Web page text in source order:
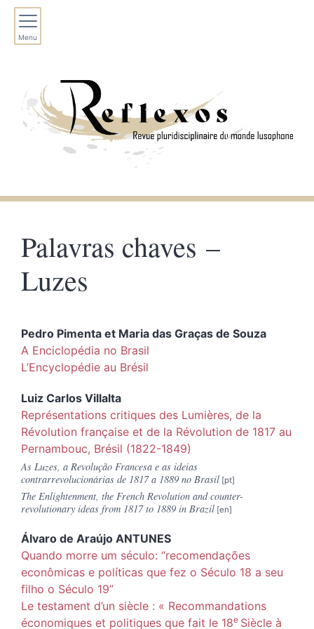
Menu
Palavras chaves –
Luzes
Pedro Pimenta et Maria das Graças de Souza
A Enciclopédia no Brasil
L’Encyclopédie au Brésil
Luiz Carlos Villalta
Représentations critiques des Lumières, de la
Révolution française et de la Révolution de 1817 au
Pernambouc, Brésil (1822-1849)
As Luzes, a Revolução Francesa e as ideias
contrarrevolucionárias de 1817 a 1889 no Brasil
The Enlightenment, the French Revolution and counter-
revolutionary ideas from 1817 to 1889 in Brazil
Álvaro de Araújo ANTUNES
Quando morre um século: “recomendações
econômicas e políticas que fez o Século 18 a seu
filho o Século 19”
Le testament d’un siècle : « Recommandations
économiques et politiques que fait le 18e Siècle à